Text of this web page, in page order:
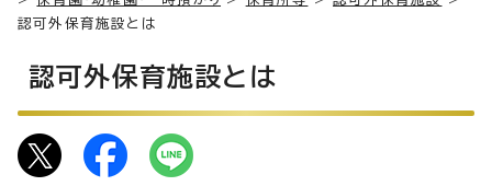
認可外保育施設とは
認可外保育施設とは